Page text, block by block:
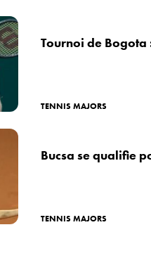
Tournoi de Bogota
TENNIS MAJORS
Bucsa se qualifie
TENNIS MAJORS